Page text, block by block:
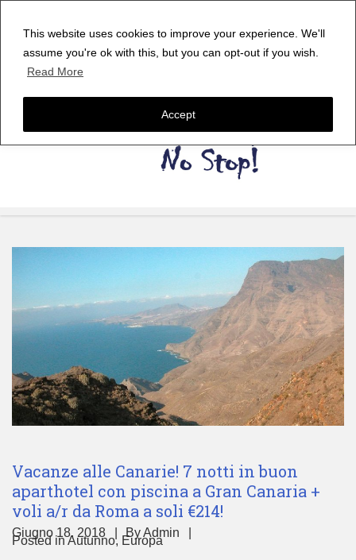
This website uses cookies to improve your experience. We'll
assume you're ok with this, but you can opt-out if you wish.
Read More
Accept
Vacanze alle Canarie! 7 notti in buon
aparthotel con piscina a Gran Canaria +
voli a/r da Roma a soli €214!
Giugno 18, 2018 ByAdmin
Posted inAutunno, Europa